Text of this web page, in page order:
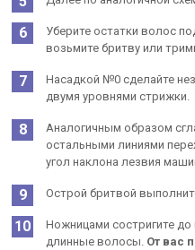
Уберите остатки волос
возьмите бритву или
Насадкой №0 сделайте
двумя уровнями стрижки.
Аналогичным образом
остальными линиями
угол наклона лезвия
Острой бритвой
Ножницами состригите
длинные волосы. От вас